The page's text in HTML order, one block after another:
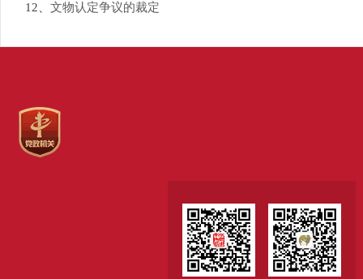
12、 文物认定争议的裁定